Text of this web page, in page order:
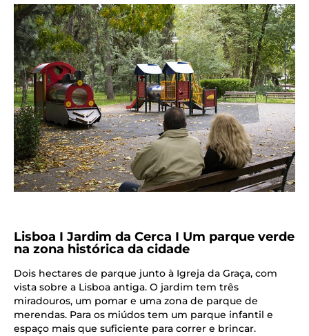
Lisboa I Jardim da Cerca I Um parque verde
na zona histórica da cidade
Dois hectares de parque junto à Igreja da Graça, com
vista sobre a Lisboa antiga. O jardim tem três
miradouros, um pomar e uma zona de parque de
merendas. Para os miúdos tem um parque infantil e
espaço mais que suficiente para correr e brincar.